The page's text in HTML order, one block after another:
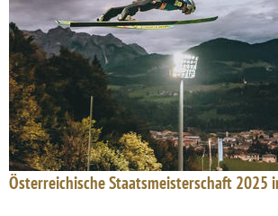
Österreichische Staatsmeisterschaft 2025